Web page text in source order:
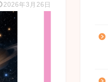
2026年3月26日